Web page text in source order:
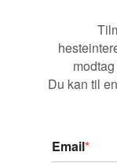
Du kan til
Email*